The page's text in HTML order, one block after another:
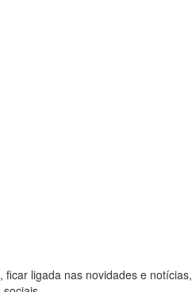
ligada nas novidades e notícias,